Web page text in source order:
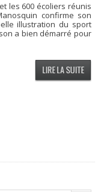
les 600 écoliers réunis
confirme son
illustration du sport
a bien démarré pour